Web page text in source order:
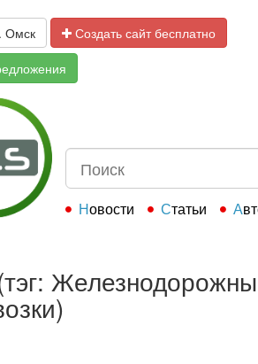
Омск
Создать сайт бесплатно
Новости Статьи